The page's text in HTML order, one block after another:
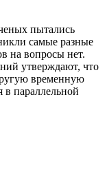
пытались
самые разные
на вопросы нет.
утверждают, что
временную
в параллельной